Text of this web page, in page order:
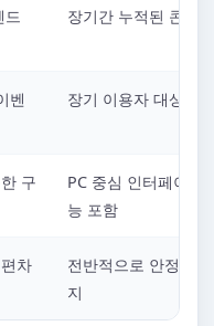
드
장기간 누적된 콘텐
벤
장기 이용자 대상 혜
구
PC 중심 인터페이스,
능 포함
차
전반적으로 안정적
지